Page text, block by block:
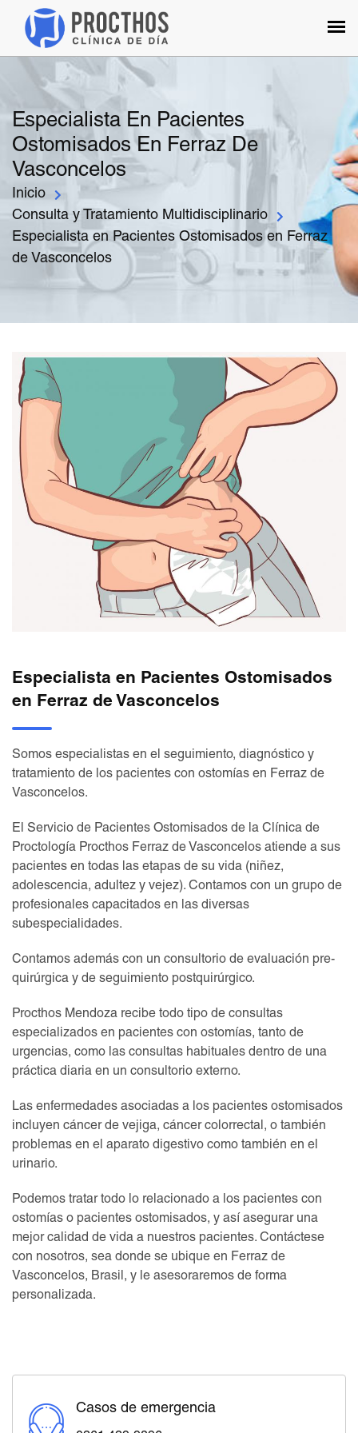
Especialista En Pacientes
Ostomisados En Ferraz De
Vasconcelos
Inicio
Consulta y Tratamiento Multidisciplinario
Especialista en Pacientes Ostomisados en Ferraz
de Vasconcelos
Especialista en Pacientes Ostomisados
en Ferraz de Vasconcelos
Somos especialistas en el seguimiento, diagnóstico y
tratamiento de los pacientes con ostomías en Ferraz de
Vasconcelos.
El Servicio de Pacientes Ostomisados de la Clínica de
Proctología Procthos Ferraz de Vasconcelos atiende a sus
pacientes en todas las etapas de su vida (niñez,
adolescencia, adultez y vejez). Contamos con un grupo de
profesionales capacitados en las diversas
subespecialidades.
Contamos además con un consultorio de evaluación pre-
quirúrgica y de seguimiento postquirúrgico.
Procthos Mendoza recibe todo tipo de consultas
especializados en pacientes con ostomías, tanto de
urgencias, como las consultas habituales dentro de una
práctica diaria en un consultorio externo.
Las enfermedades asociadas a los pacientes ostomisados
incluyen cáncer de vejiga, cáncer colorrectal, o también
problemas en el aparato digestivo como también en el
urinario.
Podemos tratar todo lo relacionado a los pacientes con
ostomías o pacientes ostomisados, y así asegurar una
mejor calidad de vida a nuestros pacientes. Contáctese
con nosotros, sea donde se ubique en Ferraz de
Vasconcelos, Brasil, y le asesoraremos de forma
personalizada.
Casos de emergencia